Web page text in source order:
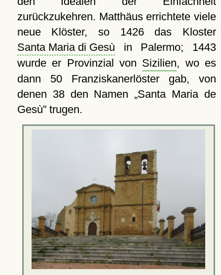
zurückzukehren. Matthäus errichtete viele
neue Klöster, so 1426 das Kloster
Santa Maria di Gesù in Palermo; 1443
wurde er Provinzial von Sizilien, wo es
dann 50 Franziskanerlöster gab, von
denen 38 den Namen Santa Maria de
Gesù trugen.